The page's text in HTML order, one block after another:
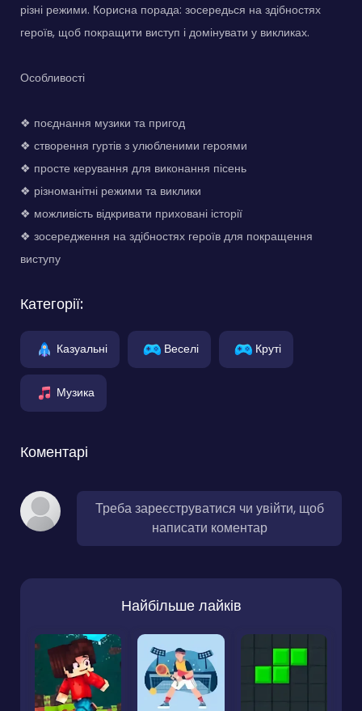
різні режими. Корисна порада: зосередься на здібностях
героїв, щоб покращити виступ і домінувати у викликах.
Особливості
❖ поєднання музики та пригод
❖ створення гуртів з улюбленими героями
❖ просте керування для виконання пісень
❖ різноманітні режими та виклики
❖ можливість відкривати приховані історії
❖ зосередження на здібностях героїв для покращення
виступу
Категорії:
Казуальні Веселі Круті
Музика
Коментарі
Треба зареєструватися чи увійти, щоб
написати коментар
Найбільше лайків